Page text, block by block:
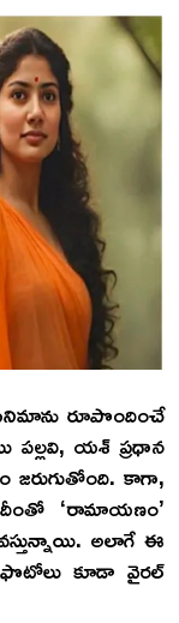
రూపొందించే
పల్లవి, యశ్‌ ప్రధాన
జరుగుతోంది. కాగా,
దీంతో ‘రామాయణం’
అలాగే ఈ
కూడా వైరల్